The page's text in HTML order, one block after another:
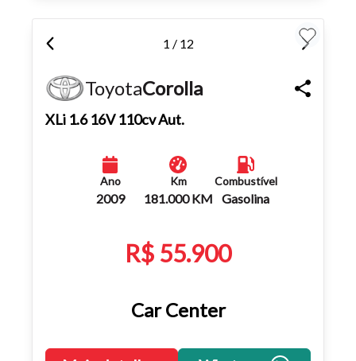
Tamanho do texto
atalhos Ctrl+ (para aumentar) e Ctrl- (para diminuir) no seu
1 / 12
ToyotaCorolla
XLi 1.6 16V 110cv Aut.
Ano
2009
Km
181.000 KM
Combustível
Gasolina
R$ 55.900
Car Center